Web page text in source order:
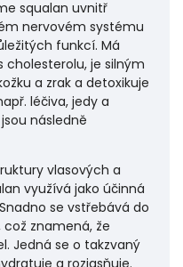
squalan uvnitř
nervovém systému
funkcí. Má
je silným
a zrak a detoxikuje
léčiva, jedy a
následně
vlasových a
využívá jako účinná
se vstřebává do
znamená, že
Jedná se o takzvaný
a rozjasňuje.